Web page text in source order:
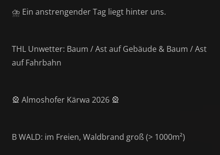
⛈️ Ein anstrengender Tag liegt hinter uns.
THL Unwetter: Baum / Ast auf Gebäude & Baum / Ast
auf Fahrbahn
🎡 Almoshofer Kärwa 2026 🎡
B WALD: im Freien, Waldbrand groß (> 1000m²)